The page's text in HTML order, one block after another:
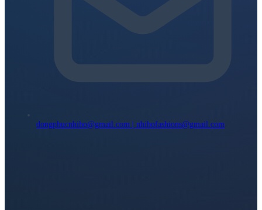
dongphucnhiho@gmail.com | nhihofashions@gmail.com